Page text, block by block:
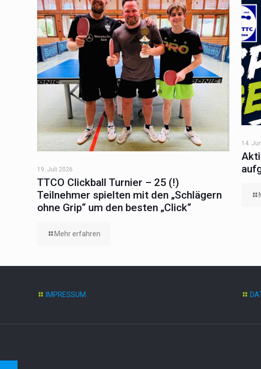
19. Juli 2026
TTCO Clickball Turnier – 25 (!)
Teilnehmer spielten mit den „Schlägern
ohne Grip“ um den besten „Click“
Mehr erfahren
14.
IMPRESSUM